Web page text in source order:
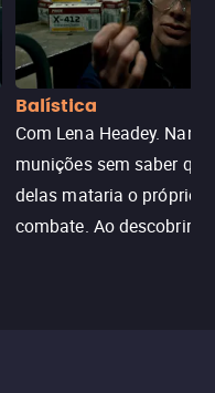
Balística
Com Lena Headey.
munições sem saber
delas mataria o próprio
combate. Ao descobrir a